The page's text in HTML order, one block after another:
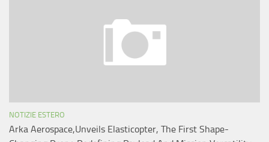
NOTIZIE ESTERO
Arka Aerospace,Unveils Elasticopter, The First Shape-